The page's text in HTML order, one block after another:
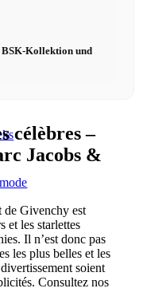
Kollektion und
célèbres –
Jacobs &
de Givenchy est
et les starlettes
Il n’est donc pas
les plus belles et les
soient
Consultez nos